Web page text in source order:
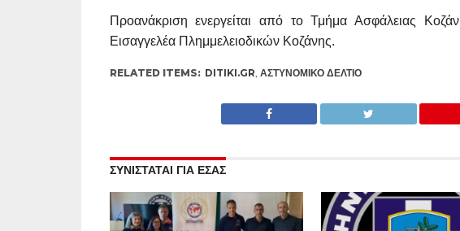
Προανάκριση ενεργείται από το Τμήμα Ασφάλειας
Εισαγγελέα Πλημμελειοδικών Κοζάνης.
RELATED ITEMS: DITIKI.GR, ΑΣΤΥΝΟΜΙΚΌ ΔΕΛΤΊΟ
ΣΥΝΙΣΤΑΤΑΙ ΓΙΑ ΕΣΑΣ